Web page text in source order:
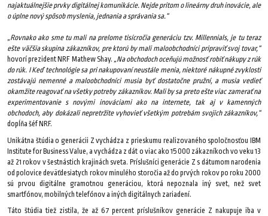
najaktuálnejšie prvky digitálnej komunikácie. Nejde pritom o lineárny druh inovácie, ale
o úplne nový spôsob myslenia, jednania a správania sa.“
„Rovnako ako sme tu mali na prelome tisícročia generáciu tzv. Millennials, je tu teraz
ešte väčšia skupina zákazníkov, pre ktorú by mali maloobchodníci pripraviť svoj tovar,“
hovorí prezident NRF Mathew Shay. „Na obchodoch oceňujú možnosť robiť nákupy z rúk
do rúk. I Keď technológie sa pri nakupovaní neustále menia, niektoré nákupné zvyklosti
zostávajú nemenné a maloobchodníci musia byť dostatočne pružní, a musia vedieť
okamžite reagovať na všetky potreby zákazníkov. Mali by sa preto ešte viac zamerať na
experimentovanie s novými inováciami ako na internete, tak aj v kamenných
obchodoch, aby dokázali nepretržite vyhovieť všetkým potrebám svojich zákazníkov,“
dopĺňa šéf NRF.
Unikátna štúdia o generácii Z vychádza z prieskumu realizovaného spoločnosťou IBM
Institute for Business Value, a vychádza z dát o viac ako 15 000 zákazníkoch vo veku 13
až 21 rokov v šestnástich krajinách sveta. Príslušníci generácie Z s dátumom narodenia
od polovice deväťdesiatych rokov minulého storočia až do prvých rokov po roku 2000
sú prvou digitálne gramotnou generáciou, ktorá nepoznala iný svet, než svet
smartfónov, mobilných telefónov a iných digitálnych zariadení.
Táto štúdia tiež zistila, že až 67 percent príslušníkov generácie Z nakupuje iba v